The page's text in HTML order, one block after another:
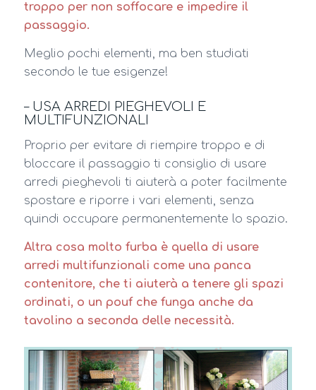
troppo per non soffocare e impedire il
passaggio.
Meglio pochi elementi, ma ben studiati
secondo le tue esigenze!
– USA ARREDI PIEGHEVOLI E
MULTIFUNZIONALI
Proprio per evitare di riempire troppo e di
bloccare il passaggio ti consiglio di usare
arredi pieghevoli ti aiuterà a poter facilmente
spostare e riporre i vari elementi, senza
quindi occupare permanentemente lo spazio.
Altra cosa molto furba è quella di usare
arredi multifunzionali come una panca
contenitore, che ti aiuterà a tenere gli spazi
ordinati, o un pouf che funga anche da
tavolino a seconda delle necessità.